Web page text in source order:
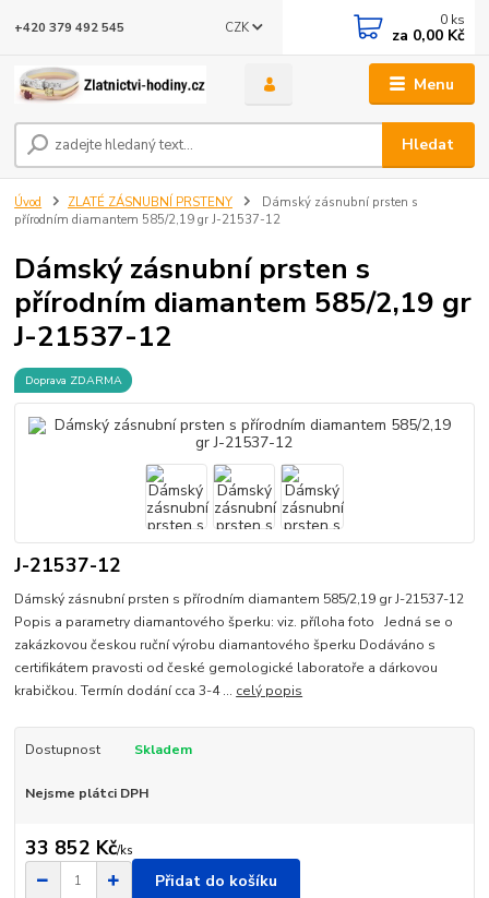
Menu
CZK
Hledat
+420 379 492 545 0 ks
za 0,00 Kč
Úvod ZLATÉ ZÁSNUBNÍ PRSTENY
Dámský zásnubní prsten s
přírodním diamantem 585/2,19 gr J-21537-12
Dámský zásnubní prsten s
přírodním diamantem 585/2,19 gr
J-21537-12
Doprava ZDARMA
J-21537-12
Dámský zásnubní prsten s přírodním diamantem 585/2,19 gr J-21537-12
Popis a parametry diamantového šperku: viz. příloha foto Jedná se o
zakázkovou českou ruční výrobu diamantového šperku Dodáváno s
certifikátem pravosti od české gemologické laboratoře a dárkovou
krabičkou. Termín dodání cca 3-4 ... celý popis
Dostupnost Skladem
Nejsme plátci DPH
33 852 Kč/ks
Přidat do košíku